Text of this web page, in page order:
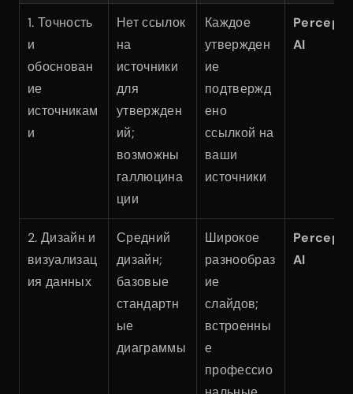
1. Точность
и
обоснован
ие
источникам
и
Нет ссылок
на
источники
для
утвержден
ий;
возможны
галлюцина
ции
Каждое
утвержден
ие
подтвержд
ено
ссылкой на
ваши
источники
AI
2. Дизайн и
визуализац
ия данных
Средний
дизайн;
базовые
стандартн
ые
диаграммы
Широкое
разнообраз
ие
слайдов;
встроенны
е
профессио
AI